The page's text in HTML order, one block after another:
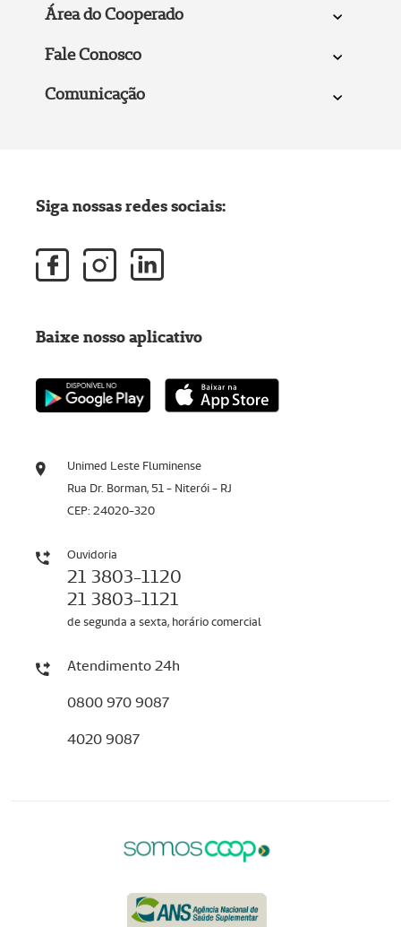
Área do Cooperado
Fale Conosco
Comunicação
Unimed Leste Fluminense
Rua Dr. Borman, 51 - Niterói - RJ
CEP: 24020-320
Ouvidoria
21 3803-1120
21 3803-1121
de segunda a sexta, horário comercial
Atendimento 24h
0800 970 9087
4020 9087
Siga nossas redes sociais:
Baixe nosso aplicativo